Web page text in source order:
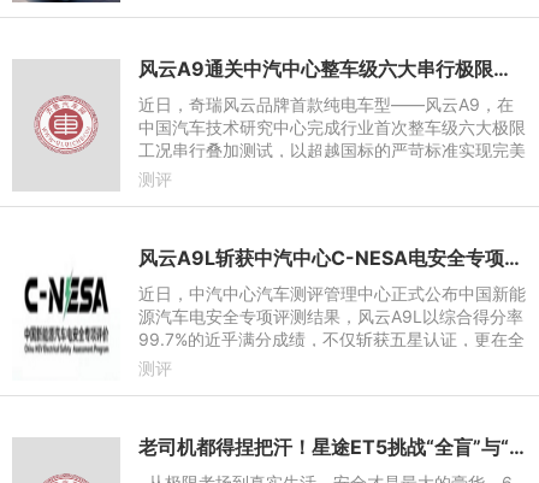
风云A9通关中汽中心整车级六大串行极限测试
近日，奇瑞风云品牌首款纯电车型——风云A9，在
中国汽车技术研究中心完成行业首次整车级六大极限
工况串行叠加测试，以超越国标的严苛标准实现完美
通关。
测评
风云A9L斩获中汽中心C-NESA电安全专项测评五星第一，安全实力硬核
近日，中汽中心汽车测评管理中心正式公布中国新能
源汽车电安全专项评测结果，风云A9L以综合得分率
99.7%的近乎满分成绩，不仅斩获五星认证，更在全
部参评车型中综合得分排名第一，刷新C-NESA测评
测评
老司机都得捏把汗！星途ET5挑战“全盲”与“全时段”高燃避险